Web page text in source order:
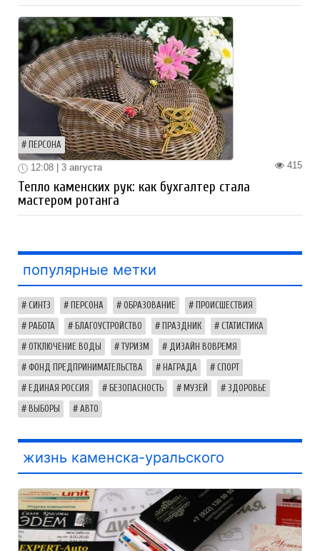
ПЕРСОНА
415
12:08 | 3 августа
Тепло каменских рук: как бухгалтер стала
мастером ротанга
популярные метки
СИНТЗ ПЕРСОНА ОБРАЗОВАНИЕ ПРОИСШЕСТВИЯ
РАБОТА БЛАГОУСТРОЙСТВО ПРАЗДНИК СТАТИСТИКА
ОТКЛЮЧЕНИЕ ВОДЫ ТУРИЗМ ДИЗАЙН ВОВРЕМЯ
ФОНД ПРЕДПРИНИМАТЕЛЬСТВА НАГРАДА СПОРТ
ЕДИНАЯ РОССИЯ БЕЗОПАСНОСТЬ МУЗЕЙ ЗДОРОВЬЕ
ВЫБОРЫ АВТО
жизнь каменска-уральского